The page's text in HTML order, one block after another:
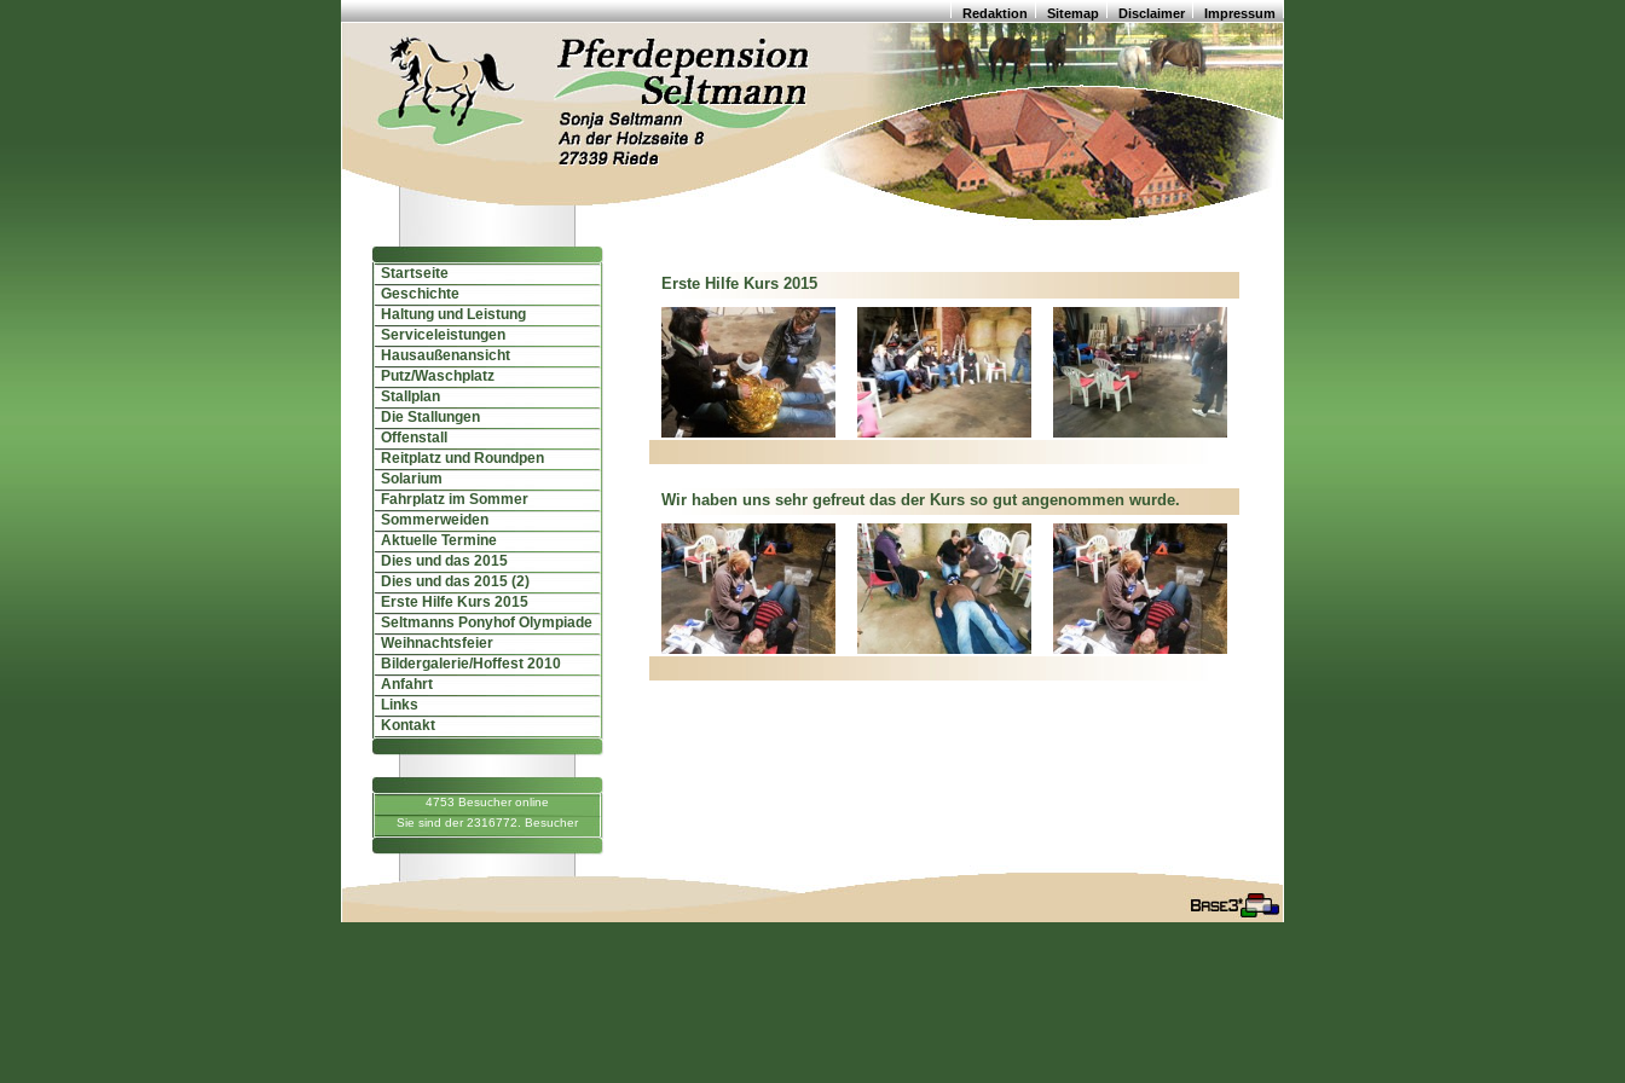
Redaktion Sitemap Disclaimer Impressum
Startseite
Geschichte
Haltung und Leistung
Serviceleistungen
Hausaußenansicht
Putz/Waschplatz
Stallplan
Die Stallungen
Offenstall
Reitplatz und Roundpen
Solarium
Fahrplatz im Sommer
Sommerweiden
Aktuelle Termine
Dies und das 2015
Dies und das 2015 (2)
Erste Hilfe Kurs 2015
Seltmanns Ponyhof Olympiade
Weihnachtsfeier
Bildergalerie/Hoffest 2010
Anfahrt
Links
Kontakt
4753 Besucher online
Sie sind der 2316772. Besucher
Erste Hilfe Kurs 2015
Wir haben uns sehr gefreut das der Kurs so gut angenommen wurde.